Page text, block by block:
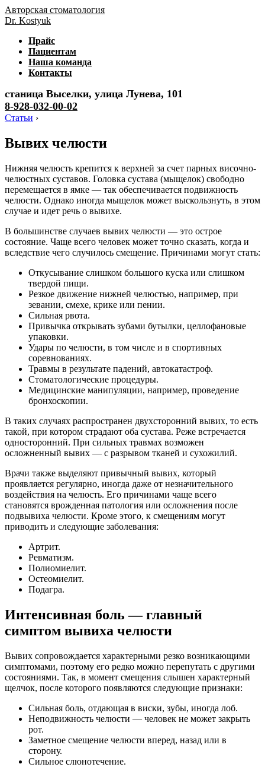
Авторская стоматология
Dr. Kostyuk
Прайс
Пациентам
Наша команда
Контакты
станица Выселки, улица Лунева, 101
8-928-032-00-02
Статьи ›
Вывих челюсти
Нижняя челюсть крепится к верхней за счет парных височно-
челюстных суставов. Головка сустава (мыщелок) свободно
перемещается в ямке — так обеспечивается подвижность
челюсти. Однако иногда мыщелок может выскользнуть, в этом
случае и идет речь о вывихе.
В большинстве случаев вывих челюсти — это острое
состояние. Чаще всего человек может точно сказать, когда и
вследствие чего случилось смещение. Причинами могут стать:
Откусывание слишком большого куска или слишком
твердой пищи.
Резкое движение нижней челюстью, например, при
зевании, смехе, крике или пении.
Сильная рвота.
Привычка открывать зубами бутылки, целлофановые
упаковки.
Удары по челюсти, в том числе и в спортивных
соревнованиях.
Травмы в результате падений, автокатастроф.
Стоматологические процедуры.
Медицинские манипуляции, например, проведение
бронхоскопии.
В таких случаях распространен двухсторонний вывих, то есть
такой, при котором страдают оба сустава. Реже встречается
односторонний. При сильных травмах возможен
осложненный вывих — с разрывом тканей и сухожилий.
Врачи также выделяют привычный вывих, который
проявляется регулярно, иногда даже от незначительного
воздействия на челюсть. Его причинами чаще всего
становятся врожденная патология или осложнения после
подвывиха челюсти. Кроме этого, к смещениям могут
приводить и следующие заболевания:
Артрит.
Ревматизм.
Полиомиелит.
Остеомиелит.
Подагра.
Интенсивная боль — главный
симптом вывиха челюсти
Вывих сопровождается характерными резко возникающими
симптомами, поэтому его редко можно перепутать с другими
состояниями. Так, в момент смещения слышен характерный
щелчок, после которого появляются следующие признаки:
Сильная боль, отдающая в виски, зубы, иногда лоб.
Неподвижность челюсти — человек не может закрыть
рот.
Заметное смещение челюсти вперед, назад или в
сторону.
Сильное слюнотечение.